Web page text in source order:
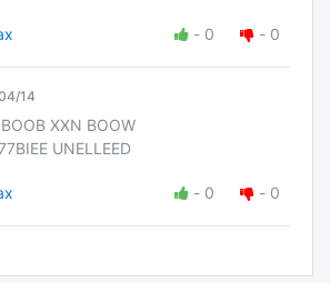
- 0 - 0
14
XXN BOOW
UNELLEED
- 0 - 0